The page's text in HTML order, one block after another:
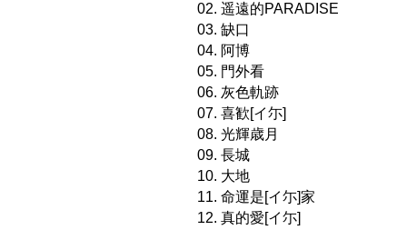
02. 遥遠的PARADISE
03. 缺口
04. 阿博
05. 門外看
06. 灰色軌跡
07. 喜歓[イ尓]
08. 光輝歳月
09. 長城
10. 大地
11. 命運是[イ尓]家
12. 真的愛[イ尓]